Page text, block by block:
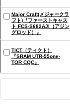
Major Craft(メジャークラ
フト)『ファーストキャス
ト FCS-S682AJI（アジン
グロッド）』
TICT（ティクト）
『SRAM UTR-55one-
TOR CQC』